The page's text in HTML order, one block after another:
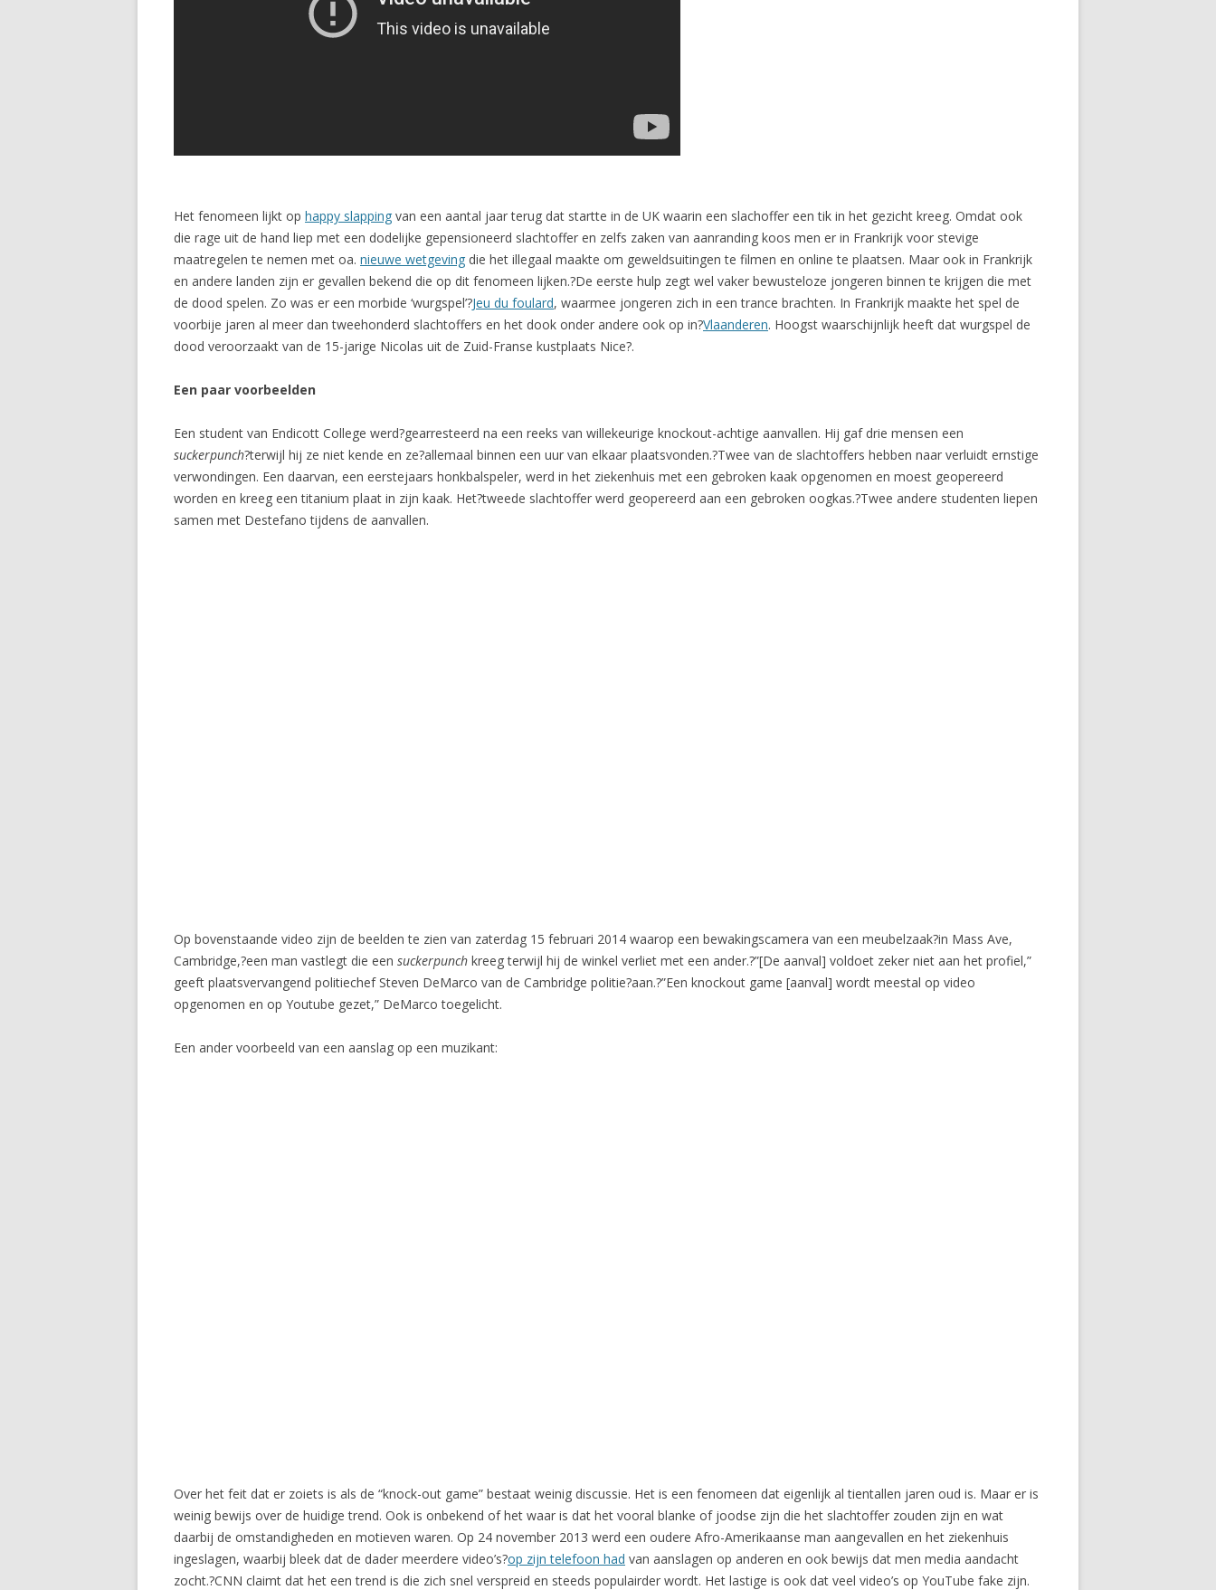
Het fenomeen lijkt op happy slapping van een aantal jaar terug dat startte in de UK waarin een slachoffer een tik in het gezicht kreeg. Omdat ook
die rage uit de hand liep met een dodelijke gepensioneerd slachtoffer en zelfs zaken van aanranding koos men er in Frankrijk voor stevige
maatregelen te nemen met oa. nieuwe wetgeving die het illegaal maakte om geweldsuitingen te filmen en online te plaatsen. Maar ook in Frankrijk
en andere landen zijn er gevallen bekend die op dit fenomeen lijken.?De eerste hulp zegt wel vaker bewusteloze jongeren binnen te krijgen die met
de dood spelen. Zo was er een morbide ‘wurgspel’?Jeu du foulard, waarmee jongeren zich in een trance brachten. In Frankrijk maakte het spel de
voorbije jaren al meer dan tweehonderd slachtoffers en het dook onder andere ook op in?Vlaanderen. Hoogst waarschijnlijk heeft dat wurgspel de
dood veroorzaakt van de 15-jarige Nicolas uit de Zuid-Franse kustplaats Nice?.
Een paar voorbeelden
Een student van Endicott College werd?gearresteerd na een reeks van willekeurige knockout-achtige aanvallen. Hij gaf drie mensen een
suckerpunch?terwijl hij ze niet kende en ze?allemaal binnen een uur van elkaar plaatsvonden.?Twee van de slachtoffers hebben naar verluidt ernstige
verwondingen. Een daarvan, een eerstejaars honkbalspeler, werd in het ziekenhuis met een gebroken kaak opgenomen en moest geopereerd
worden en kreeg een titanium plaat in zijn kaak. Het?tweede slachtoffer werd geopereerd aan een gebroken oogkas.?Twee andere studenten liepen
samen met Destefano tijdens de aanvallen.
Op bovenstaande video zijn de beelden te zien van zaterdag 15 februari 2014 waarop een bewakingscamera van een meubelzaak?in Mass Ave,
Cambridge,?een man vastlegt die een suckerpunch kreeg terwijl hij de winkel verliet met een ander.?”[De aanval] voldoet zeker niet aan het profiel,”
geeft plaatsvervangend politiechef Steven DeMarco van de Cambridge politie?aan.?”Een knockout game [aanval] wordt meestal op video
opgenomen en op Youtube gezet,” DeMarco toegelicht.
Een ander voorbeeld van een aanslag op een muzikant:
Over het feit dat er zoiets is als de “knock-out game” bestaat weinig discussie. Het is een fenomeen dat eigenlijk al tientallen jaren oud is. Maar er is
weinig bewijs over de huidige trend. Ook is onbekend of het waar is dat het vooral blanke of joodse zijn die het slachtoffer zouden zijn en wat
daarbij de omstandigheden en motieven waren. Op 24 november 2013 werd een oudere Afro-Amerikaanse man aangevallen en het ziekenhuis
ingeslagen, waarbij bleek dat de dader meerdere video’s?op zijn telefoon had van aanslagen op anderen en ook bewijs dat men media aandacht
zocht.?CNN claimt dat het een trend is die zich snel verspreid en steeds populairder wordt. Het lastige is ook dat veel video’s op YouTube fake zijn.